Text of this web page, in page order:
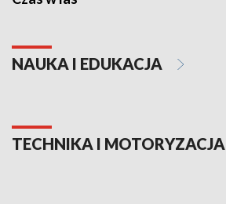
NAUKA I EDUKACJA
TECHNIKA I MOTORYZACJA